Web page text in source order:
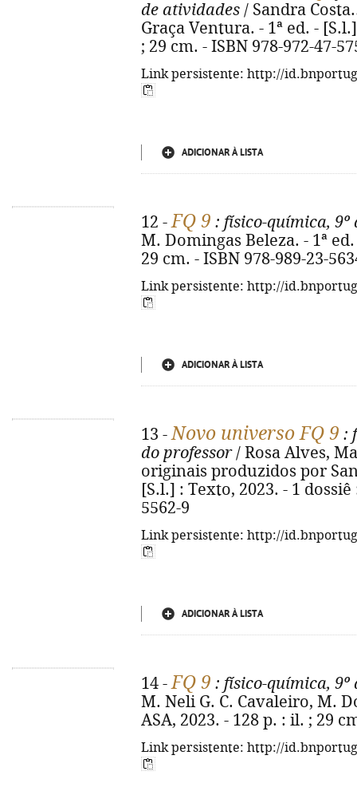
de atividades / Sandra
Graça Ventura. - 1ª ed. -
; 29 cm. - ISBN 978-972-47-
Link persistente: http://
ADICIONAR À LISTA
12 -FQ 9 : físico-química, 9º
M. Domingas Beleza. - 1ª
29 cm. - ISBN 978-989-23-
Link persistente: http://
ADICIONAR À LISTA
13 -Novo universo FQ 9 :
do professor/ Rosa Alves,
originais produzidos por
[S.l.] : Texto, 2023. - 1
5562-9
Link persistente: http://
ADICIONAR À LISTA
14 -FQ 9 : físico-química, 9º
M. Neli G. C. Cavaleiro, M.
ASA, 2023. - 128 p. : il. ; 29
Link persistente: http://